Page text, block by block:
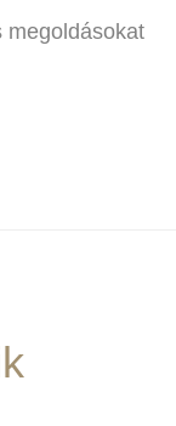
megoldásokat